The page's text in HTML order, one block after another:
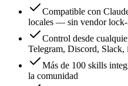
Compatible con
locales — sin vendor
Control desde
Telegram, Discord, Slack,
Más de 100 skills
la comunidad